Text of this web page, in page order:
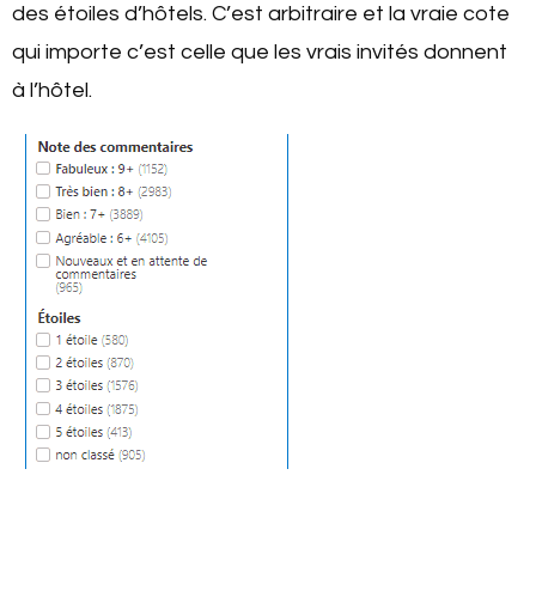
des étoiles d’hôtels. C’est arbitraire et la vraie cote
qui importe c’est celle que les vrais invités donnent
à l’hôtel.